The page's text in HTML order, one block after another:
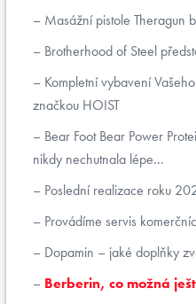
Masážní pistole Theragun
Brotherhood of Steel
Kompletní vybavení
značkou HOIST
Bear Foot Bear Power
nikdy nechutnala lépe...
Poslední realizace roku
Provádíme servis
Dopamin – jaké doplňky
Berberin, co možná